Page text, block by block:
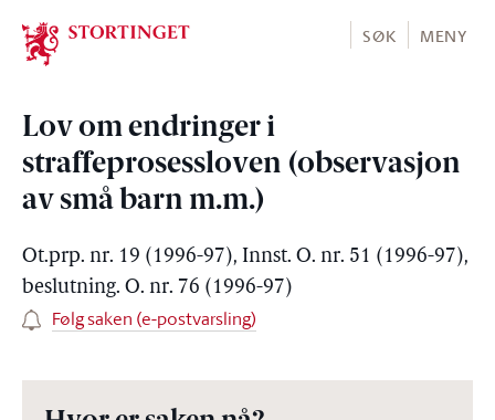
Stortinget.no
SØK MENY
Lov om endringer i
straffeprosessloven (observasjon
av små barn m.m.)
Ot.prp. nr. 19 (1996-97), Innst. O. nr. 51 (1996-97),
beslutning. O. nr. 76 (1996-97)
Følg saken (e-postvarsling)